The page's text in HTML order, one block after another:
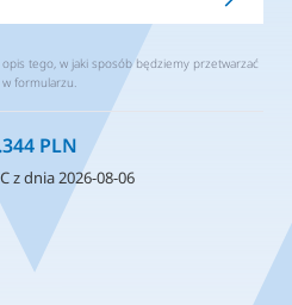
opis tego, w jaki sposób będziemy przetwarzać
formularzu.
PLN
z dnia 2026-08-06